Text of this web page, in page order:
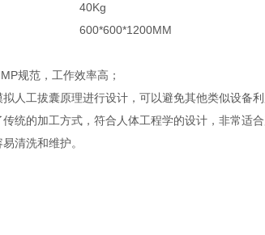
40Kg
600*600*1200MM
规范，工作效率高；
人工拔囊原理进行设计，可以避免其他类似设备
统的加工方式，符合人体工程学的设计，非常适
清洗和维护。